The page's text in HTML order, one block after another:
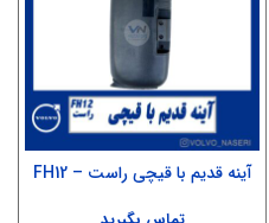
آینه قدیم با قیچی راست – FH12